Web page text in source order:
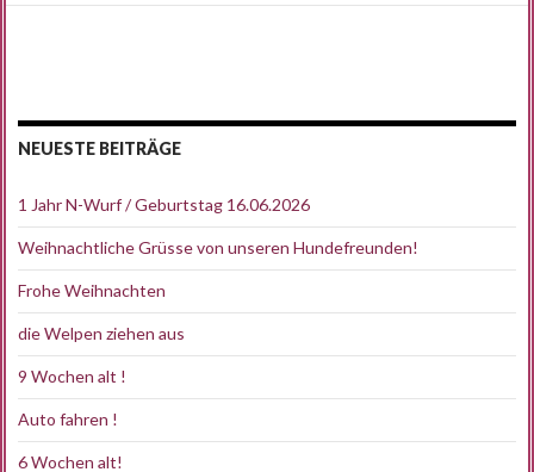
NEUESTE BEITRÄGE
1 Jahr N-Wurf / Geburtstag 16.06.2026
Weihnachtliche Grüsse von unseren Hundefreunden!
Frohe Weihnachten
die Welpen ziehen aus
9 Wochen alt !
Auto fahren !
6 Wochen alt!